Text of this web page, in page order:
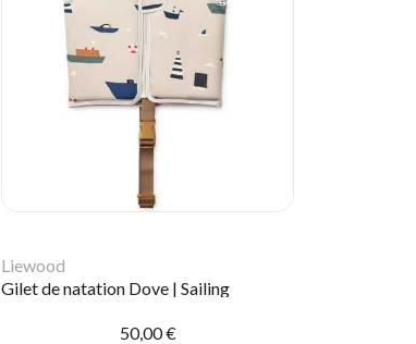
Liewood
Gilet de natation Dove | Sailing
50,00 €